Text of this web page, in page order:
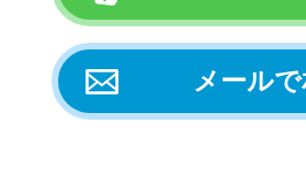
メール